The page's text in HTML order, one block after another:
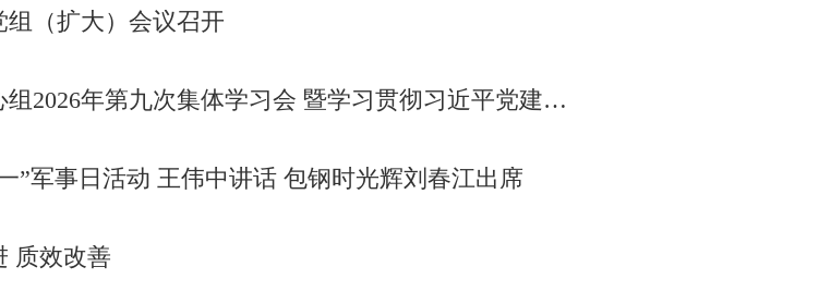
组（扩大）会议召开
年第九次集体学习会 暨学习贯彻习近平党建思想研讨会召开
”军事日活动 王伟中讲话 包钢时光辉刘春江出席
质效改善